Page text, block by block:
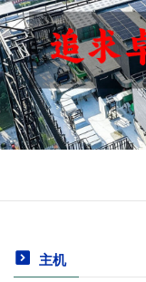
主机